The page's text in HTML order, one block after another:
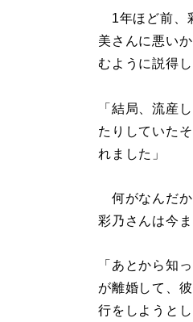
1年ほど前、
美さんに悪い
むように説得
「結局、流産
たりしていた
れました」
何がなんだか
彩乃さんは今
「あとから知
が離婚して、
行をしようと